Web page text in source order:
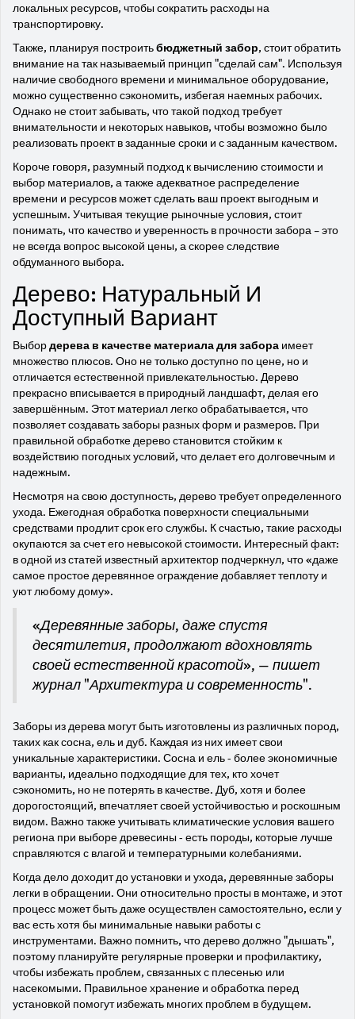
локальных ресурсов, чтобы сократить расходы на
транспортировку.
Также, планируя построитьбюджетный забор, стоит обратить
внимание на так называемый принцип "сделай сам". Используя
наличие свободного времени и минимальное оборудование,
можно существенно сэкономить, избегая наемных рабочих.
Однако не стоит забывать, что такой подход требует
внимательности и некоторых навыков, чтобы возможно было
реализовать проект в заданные сроки и с заданным качеством.
Короче говоря, разумный подход к вычислению стоимости и
выбор материалов, а также адекватное распределение
времени и ресурсов может сделать ваш проект выгодным и
успешным. Учитывая текущие рыночные условия, стоит
понимать, что качество и уверенность в прочности забора – это
не всегда вопрос высокой цены, а скорее следствие
обдуманного выбора.
Дерево: Натуральный И
Доступный Вариант
Выбордерева в качестве материала для забора имеет
множество плюсов. Оно не только доступно по цене, но и
отличается естественной привлекательностью. Дерево
прекрасно вписывается в природный ландшафт, делая его
завершённым. Этот материал легко обрабатывается, что
позволяет создавать заборы разных форм и размеров. При
правильной обработке дерево становится стойким к
воздействию погодных условий, что делает его долговечным и
надежным.
Несмотря на свою доступность, дерево требует определенного
ухода. Ежегодная обработка поверхности специальными
средствами продлит срок его службы. К счастью, такие расходы
окупаются за счет его невысокой стоимости. Интересный факт:
в одной из статей известный архитектор подчеркнул, что «даже
самое простое деревянное ограждение добавляет теплоту и
уют любому дому».
«Деревянные заборы, даже спустя
десятилетия, продолжают вдохновлять
своей естественной красотой», — пишет
журнал "Архитектура и современность".
Заборы из дерева могут быть изготовлены из различных пород,
таких как сосна, ель и дуб. Каждая из них имеет свои
уникальные характеристики. Сосна и ель - более экономичные
варианты, идеально подходящие для тех, кто хочет
сэкономить, но не потерять в качестве. Дуб, хотя и более
дорогостоящий, впечатляет своей устойчивостью и роскошным
видом. Важно также учитывать климатические условия вашего
региона при выборе древесины - есть породы, которые лучше
справляются с влагой и температурными колебаниями.
Когда дело доходит до установки и ухода, деревянные заборы
легки в обращении. Они относительно просты в монтаже, и этот
процесс может быть даже осуществлен самостоятельно, если у
вас есть хотя бы минимальные навыки работы с
инструментами. Важно помнить, что дерево должно "дышать",
поэтому планируйте регулярные проверки и профилактику,
чтобы избежать проблем, связанных с плесенью или
насекомыми. Правильное хранение и обработка перед
установкой помогут избежать многих проблем в будущем.